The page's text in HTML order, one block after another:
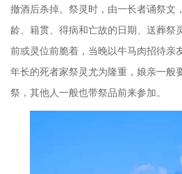
撤酒后杀掉。祭灵时，由一长者诵祭文
龄、籍贯、得病和亡故的日期、送葬祭
前或灵位前脆着，当晚以牛马肉招待亲
年长的死者家祭灵尤为隆重，娘亲一般
祭，其他人一般也带祭品前来参加。